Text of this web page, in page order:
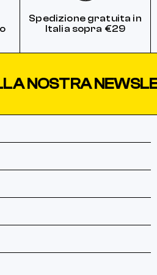
Spedizione gratuita in
Italia sopra €29